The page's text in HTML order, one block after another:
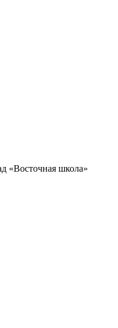
«Восточная школа»